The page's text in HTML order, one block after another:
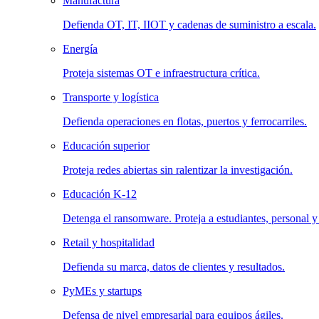
Defienda OT, IT, IIOT y cadenas de suministro a escala.
Energía
Proteja sistemas OT e infraestructura crítica.
Transporte y logística
Defienda operaciones en flotas, puertos y ferrocarriles.
Educación superior
Proteja redes abiertas sin ralentizar la investigación.
Educación K-12
Detenga el ransomware. Proteja a estudiantes, personal y
Retail y hospitalidad
Defienda su marca, datos de clientes y resultados.
PyMEs y startups
Defensa de nivel empresarial para equipos ágiles.